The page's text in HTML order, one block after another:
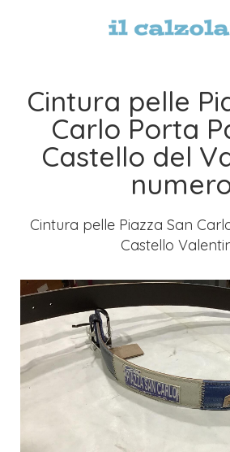
Cintura pelle
Carlo Porta
Castello del
Cintura pelle Piazza San
Castello